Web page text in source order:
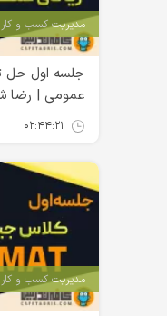
مدیریت کسب و کار
جلسه اول حل
عمومی | رضا
۰۲:۴۴:۲۱
مدیریت کسب و کار